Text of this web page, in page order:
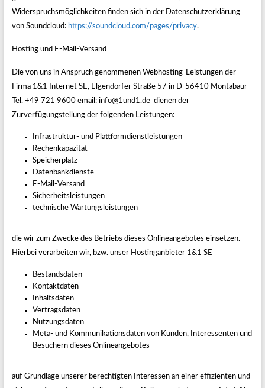
Widerspruchsmöglichkeiten finden sich in der Datenschutzerklärung
von Soundcloud: https://soundcloud.com/pages/privacy.
Hosting und E-Mail-Versand
Die von uns in Anspruch genommenen Webhosting-Leistungen der
Firma 1&1 Internet SE, Elgendorfer Straße 57 in D-56410 Montabaur
Tel. +49 721 9600 email: info@1und1.de dienen der
Zurverfügungstellung der folgenden Leistungen:
Infrastruktur- und Plattformdienstleistungen
Rechenkapazität
Speicherplatz
Datenbankdienste
E-Mail-Versand
Sicherheitsleistungen
technische Wartungsleistungen
die wir zum Zwecke des Betriebs dieses Onlineangebotes einsetzen.
Hierbei verarbeiten wir, bzw. unser Hostinganbieter 1&1 SE
Bestandsdaten
Kontaktdaten
Inhaltsdaten
Vertragsdaten
Nutzungsdaten
Meta- und Kommunikationsdaten von Kunden, Interessenten und
Besuchern dieses Onlineangebotes
auf Grundlage unserer berechtigten Interessen an einer effizienten und